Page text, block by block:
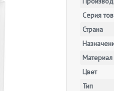
Серия
Страна
Материал
Цвет
Тип